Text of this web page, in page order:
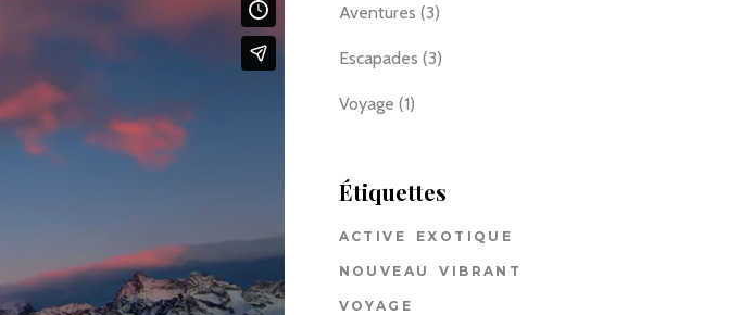
Aventures (3)
Escapades (3)
Voyage (1)
Étiquettes
ACTIVE EXOTIQUE
NOUVEAU VIBRANT
VOYAGE